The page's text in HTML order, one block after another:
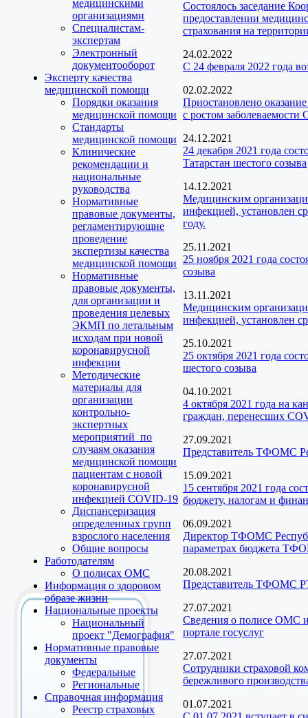
медицинскими
организациями
Специалистам-
экспертам
Электронный
документооборот
Эксперту качества
медицинской помощи
Порядки оказания
медицинской помощи
Стандарты
медицинской помощи
Клинические
рекомендации и
национальные
руководства
Нормативные
правовые документы,
регламентирующие
проведение
экспертизы качества
медицинской помощи
Нормативные
правовые документы,
для организации и
проведения целевых
ЭКМП по летальным
исходам при новой
коронавирусной
инфекции
Методические
материалы для
организации
контрольно-
экспертных
мероприятий по
случаям оказания
медицинской помощи
пациентам с новой
коронавирусной
инфекцией COVID-19
Диспансеризация
определенных групп
взрослого населения
Общие вопросы
Работодателям
О полисах ОМС
Информация о здоровом
образе жизни
Национальные проекты
Национальный
проект "Демография"
Нормативные правовые
документы
Федеральные
Региональные
Справочная информация
Реестр страховых
Состоялось заседание
предоставлении
страхования на
24.02.2022
С 24 февраля 2022 года
02.02.2022
Приостановлено
с ростом заболеваемости
24.12.2021
24 декабря 2021 года
Татарстан шестого созыва
14.12.2021
Медицинским
инфекцией, установлен
году.
25.11.2021
25 ноября 2021 года
созыва
13.11.2021
Медицинским
инфекцией, установлен
25.10.2021
25 октября 2021 года
шестого созыва
04.10.2021
4 октября 2021 года на
граждан, перенесших
27.09.2021
Представитель ТФОМС
15.09.2021
15 сентября 2021 года
бюджету, налогам и
06.09.2021
Директор ТФОМС
параметрах бюджета
20.08.2021
Представитель ТФОМС
27.07.2021
Сведения о полисе ОМС
портале госуслуг
27.07.2021
Сотрудники страховой
бережливого
01.07.2021